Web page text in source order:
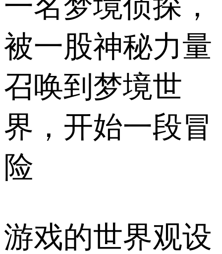
被一股神秘力量
召唤到梦境世
界，开始一段冒
险
游戏的世界观设